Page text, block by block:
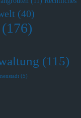
(40)
(176)
(115)
(5)